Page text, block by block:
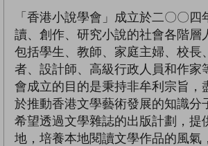
「香港小說學會」成立於二〇〇四
讀、創作、研究小說的社會各階層
包括學生、教師、家庭主婦、校長
者、設計師、高級行政人員和作家
會成立的目的是秉持非牟利宗旨，
於推動香港文學藝術發展的知識分
希望透過文學雜誌的出版計劃，提
地，培養本地閱讀文學作品的風氣